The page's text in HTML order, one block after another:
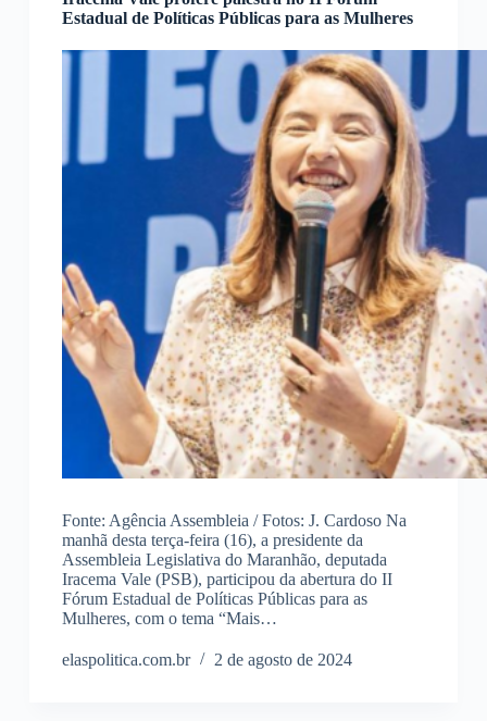
Estadual de Políticas Públicas para as Mulheres
Fonte: Agência Assembleia / Fotos: J. Cardoso Na
manhã desta terça-feira (16), a presidente da
Assembleia Legislativa do Maranhão, deputada
Iracema Vale (PSB), participou da abertura do II
Fórum Estadual de Políticas Públicas para as
Mulheres, com o tema “Mais…
elaspolitica.com.br 2 de agosto de 2024